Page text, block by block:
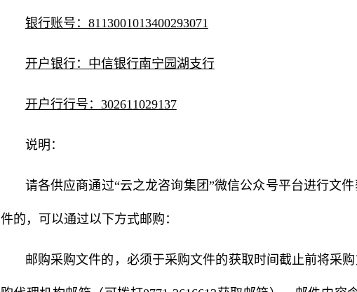
银行账号：8113001013400293071
开户银行：中信银行南宁园湖支行
开户行行号：302611029137
说明：
请各供应商通过“云之龙咨询集团”微信公众号平台进行文
件的，可以通过以下方式邮购：
邮购采购文件的，必须于采购文件的获取时间截止前将采